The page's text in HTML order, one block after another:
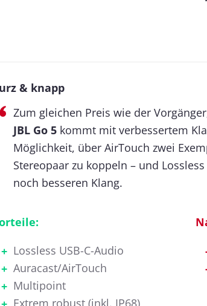
& knapp
Zum gleichen Preis wie der
JBL Go 5 kommt mit verbessertem
Möglichkeit, über AirTouch zwei
Stereopaar zu koppeln – und
noch besseren Klang.
Lossless USB-C-Audio
Auracast/AirTouch
Multipoint
Extrem robust (inkl. IP68)